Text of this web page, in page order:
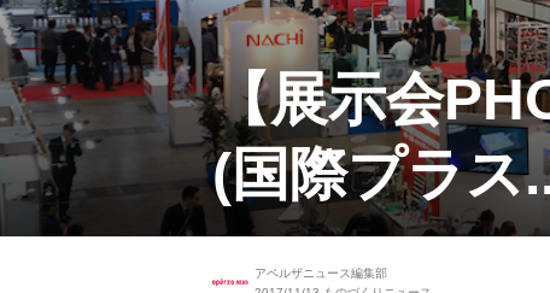
【展示会
(国際プラス
アペルザニュース編集部